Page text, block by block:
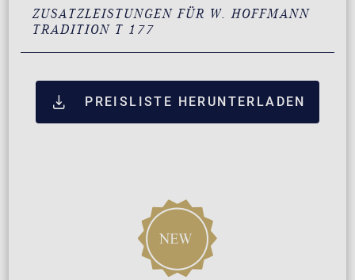
ZUSATZLEISTUNGEN FÜR W. HOFFMANN
TRADITION T 177
PREISLISTE HERUNTERLADEN